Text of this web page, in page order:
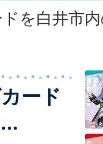
を白井市
ード